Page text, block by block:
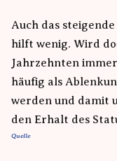
Auch das
hilft wenig. Wird
Jahrzehnten
häufig als
werden und damit
den Erhalt des